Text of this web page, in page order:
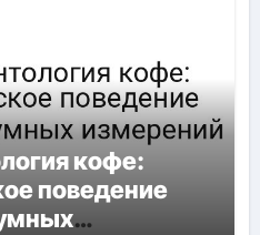
кофе:
поведение